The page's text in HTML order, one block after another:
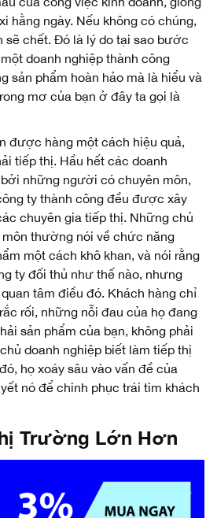
hằng ngày. Nếu không có chúng,
sẽ chết. Đó là lý do tại sao bước
doanh nghiệp thành công
sản phẩm hoàn hảo mà là hiểu và
mơ của bạn ở đây ta gọi là
được hàng một cách hiệu quả,
tiếp thị. Hầu hết các doanh
những người có chuyên môn,
ty thành công đều được xây
chuyên gia tiếp thị. Những chủ
thường nói về chức năng
một cách khô khan, và nói rằng
ty đối thủ như thế nào, nhưng
tâm điều đó. Khách hàng chỉ
rối, những nỗi đau của họ đang
sản phẩm của bạn, không phải
doanh nghiệp biết làm tiếp thị
họ xoáy sâu vào vấn đề của
nó để chinh phục trái tim khách
Trường Lớn Hơn